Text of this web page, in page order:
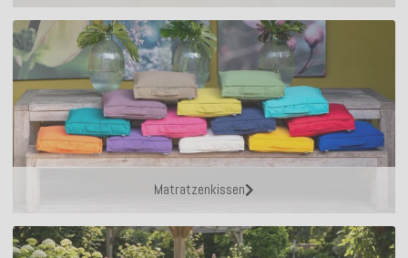
Matratzenkissen